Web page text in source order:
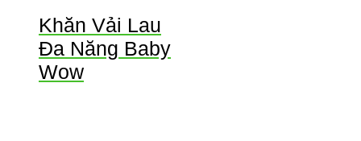
Khăn Vải Lau
Đa Năng Baby
Wow